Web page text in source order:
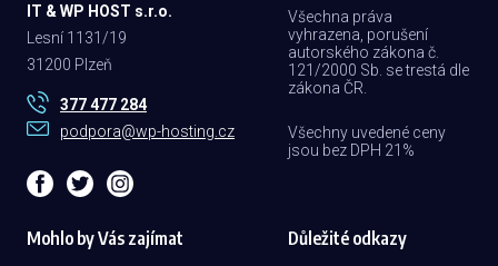
Všechna práva
vyhrazena, porušení
autorského zákona č.
121/2000 Sb. se trestá dle
zákona ČR.
Všechny uvedené ceny
jsou bez DPH 21%
IT & WP HOST s.r.o.
Lesní 1131/19
31200 Plzeň
377 477 284
podpora@wp-hosting.cz
Mohlo by Vás zajímat Důležité odkazy